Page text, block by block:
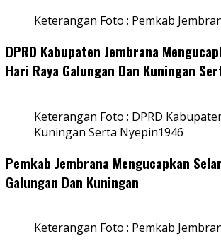
Keterangan Foto : Pemkab
DPRD Kabupaten Jembrana
Hari Raya Galungan Dan Kuningan
Keterangan Foto : DPRD
Kuningan Serta Nyepin1946
Pemkab Jembrana Mengucapkan
Galungan Dan Kuningan
Keterangan Foto : Pemkab